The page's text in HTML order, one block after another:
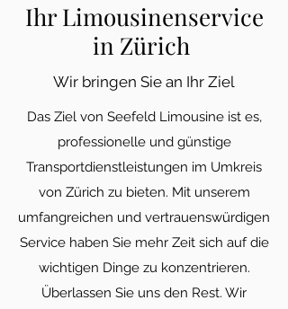
Ihr Limousinenservice
in Zürich
Wir bringen Sie an Ihr Ziel
Das Ziel von Seefeld Limousine ist es,
professionelle und günstige
Transportdienstleistungen im Umkreis
von Zürich zu bieten. Mit unserem
umfangreichen und vertrauenswürdigen
Service haben Sie mehr Zeit sich auf die
wichtigen Dinge zu konzentrieren.
Überlassen Sie uns den Rest. Wir